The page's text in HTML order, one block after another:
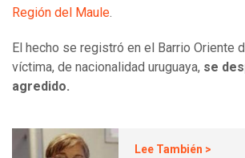
Región del Maule.
El hecho se registró en el Barrio Oriente
víctima, de nacionalidad uruguaya, se
agredido.
Lee También >